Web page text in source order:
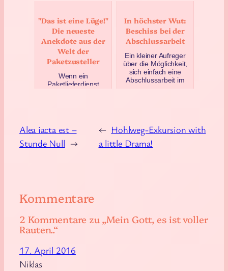
"Das ist eine Lüge!"
Die neueste
Anekdote aus der
Welt der
Paketzusteller
Wenn ein
Paketlieferdienst
November 12, 2024
schschschsch aus
dem Bad gewec…
Juli 14, 2023
In höchster Wut:
Beschiss bei der
Abschlussarbeit
Ein kleiner Aufreger
über die Möglichkeit,
sich einfach eine
Abschlussarbeit im
Mai 5, 2020
← Hohlweg-Exkursion with
a little Drama!
Alea iacta est –
Stunde Null →
Kommentare
2 Kommentare zu „Mein Gott, es ist voller
Rauten..“
17. April 2016
Niklas